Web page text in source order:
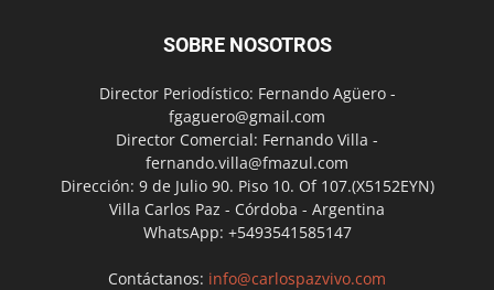
SOBRE NOSOTROS
Director Periodístico: Fernando Agüero -
fgaguero@gmail.com
Director Comercial: Fernando Villa -
fernando.villa@fmazul.com
Dirección: 9 de Julio 90. Piso 10. Of 107.(X5152EYN)
Villa Carlos Paz - Córdoba - Argentina
WhatsApp: +5493541585147
Contáctanos: info@carlospazvivo.com